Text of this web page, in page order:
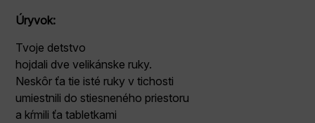
Úryvok:
Tvoje detstvo
hojdali dve velikánske ruky.
Neskôr ťa tie isté ruky v tichosti
umiestnili do stiesneného priestoru
a kŕmili ťa tabletkami